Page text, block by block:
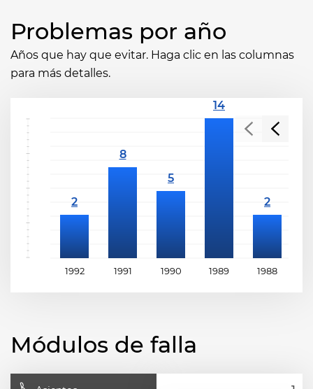
Problemas por año
Años que hay que evitar. Haga clic en las columnas
para más detalles.
1992 1991 1990 1989 1988
Módulos de falla